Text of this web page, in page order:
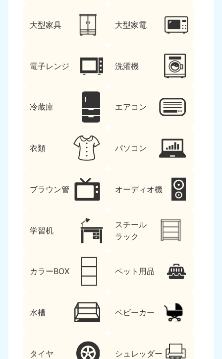
大型家具 大型家電
電子レンジ 洗濯機
冷蔵庫 エアコン
衣類 パソコン
ブラウン管 オーディオ機
学習机
スチール
ラック
カラーBOX ペット用品
水槽 ベビーカー
タイヤ シュレッダー